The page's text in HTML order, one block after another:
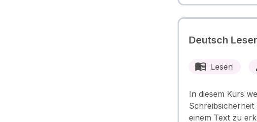
Deutsch
Lesen
In diesem Kurs
einem Text zu